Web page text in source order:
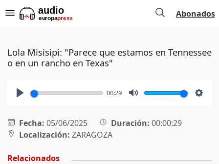
Abonados
Lola Misisipi: "Parece que estamos en Tennessee
o en un rancho en Texas"
00:29
Fecha: 05/06/2025 Duración: 00:00:29
Localización: ZARAGOZA
Relacionados